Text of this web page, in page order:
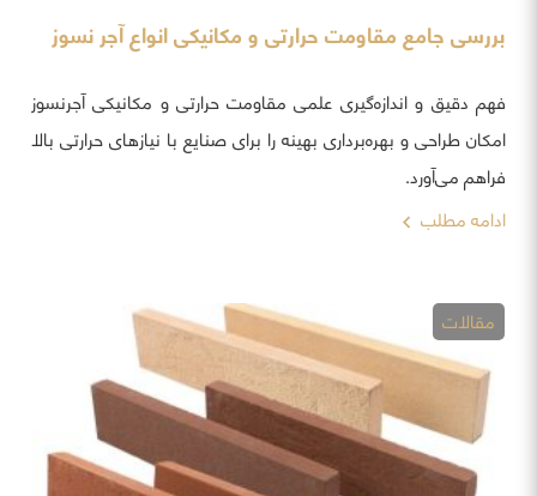
بررسی جامع مقاومت حرارتی و مکانیکی انواع آجر نسوز
فهم دقیق و اندازه‌گیری علمی مقاومت حرارتی و مکانیکی آجرنسوز
امکان طراحی و بهره‌برداری بهینه را برای صنایع با نیازهای حرارتی بالا
فراهم می‌آورد.
ادامه مطلب
مقالات